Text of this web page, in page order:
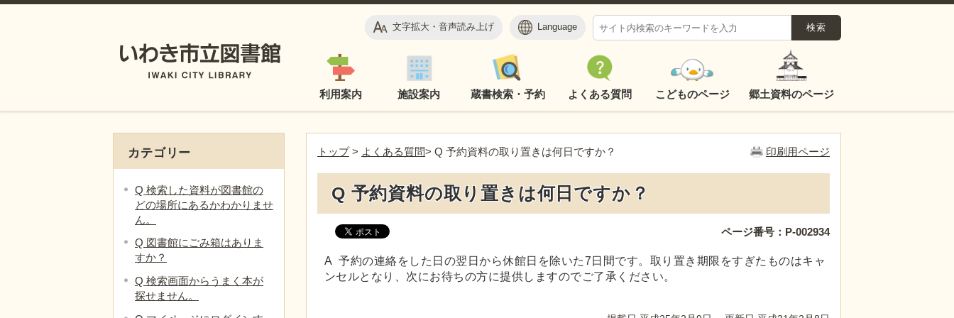
文字拡大・音声読み上げ Language
利用案内 施設案内 蔵書検索・予約 よくある質問 こどものページ 郷土資料のページ
印刷用ページ
トップ> よくある質問> Q 予約資料の取り置きは何日ですか？
Q 予約資料の取り置きは何日ですか？
ページ番号：P-002934
A 予約の連絡をした日の翌日から休館日を除いた7日間です。取り置き期限をすぎたものはキャ
ンセルとなり、次にお待ちの方に提供しますのでご了承ください。
カテゴリー
Q 検索した資料が図書館の
どの場所にあるかわかりませ
ん。
Q 図書館にごみ箱はありま
すか？
Q 検索画面からうまく本が
探せません。